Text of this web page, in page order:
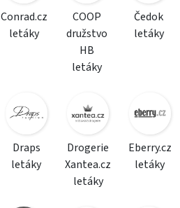
Conrad.cz
letáky
COOP
družstvo
HB
letáky
Čedok
letáky
Draps
letáky
Drogerie
Xantea.cz
letáky
Eberry.cz
letáky